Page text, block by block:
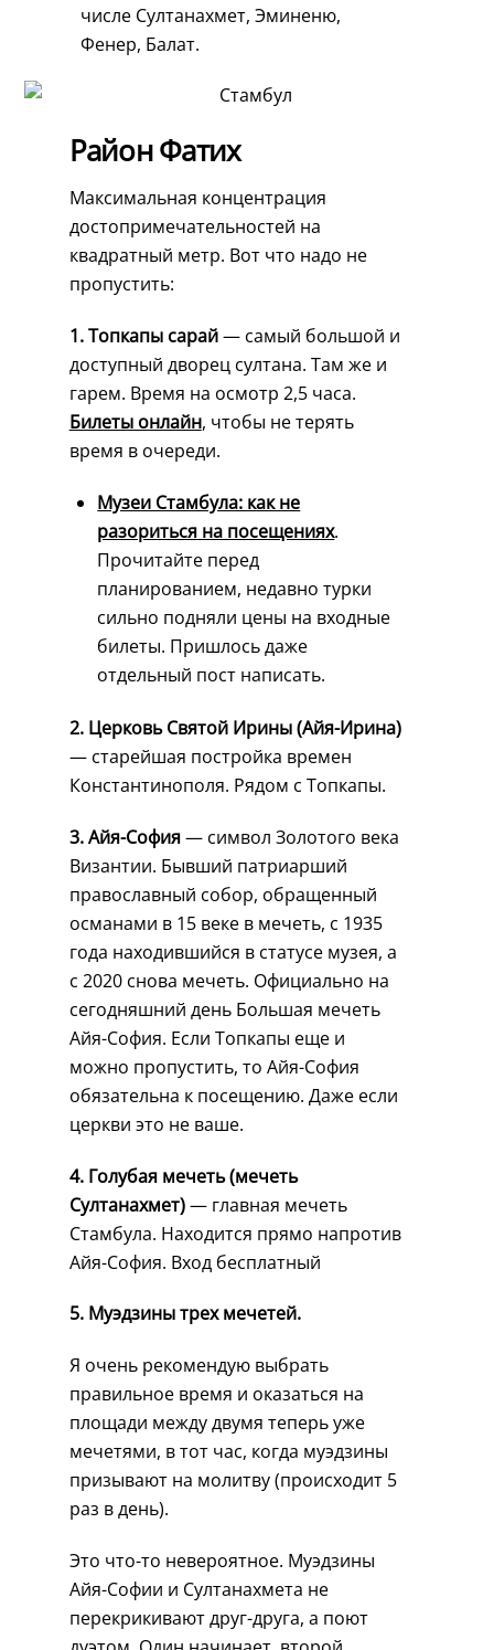
числе Султанахмет, Эминеню,
Фенер, Балат.
Район Фатих
Максимальная концентрация
достопримечательностей на
квадратный метр. Вот что надо не
пропустить:
1. Топкапы сарай— самый большой и
доступный дворец султана. Там же и
гарем. Время на осмотр 2,5 часа.
Билеты онлайн, чтобы не терять
время в очереди.
Музеи Стамбула: как не
разориться на посещениях.
Прочитайте перед
планированием, недавно турки
сильно подняли цены на входные
билеты. Пришлось даже
отдельный пост написать.
2. Церковь Святой Ирины (Айя-Ирина)
— старейшая постройка времен
Константинополя. Рядом с Топкапы.
3. Айя-София— символ Золотого века
Византии. Бывший патриарший
православный собор, обращенный
османами в 15 веке в мечеть, с 1935
года находившийся в статусе музея, а
с 2020 снова мечеть. Официально на
сегодняшний день Большая мечеть
Айя-София. Если Топкапы еще и
можно пропустить, то Айя-София
обязательна к посещению. Даже если
церкви это не ваше.
4. Голубая мечеть (мечеть
Султанахмет)— главная мечеть
Стамбула. Находится прямо напротив
Айя-София. Вход бесплатный
5. Муэдзины трех мечетей.
Я очень рекомендую выбрать
правильное время и оказаться на
площади между двумя теперь уже
мечетями, в тот час, когда муэдзины
призывают на молитву (происходит 5
раз в день).
Это что-то невероятное. Муэдзины
Айя-Софии и Султанахмета не
перекрикивают друг-друга, а поют